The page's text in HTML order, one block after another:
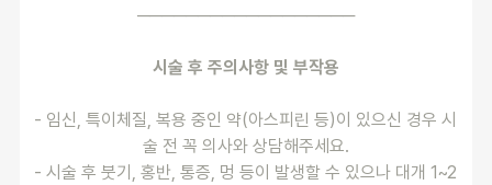
──────────────────
시술 후 주의사항 및 부작용
- 임신, 특이체질, 복용 중인 약(아스피린 등)이 있으신 경우 시
술 전 꼭 의사와 상담해주세요.
- 시술 후 붓기, 홍반, 통증, 멍 등이 발생할 수 있으나 대개 1~2